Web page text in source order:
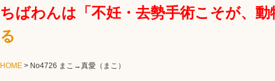
ちばわんは「不妊・去勢手術こそが、
る
HOME > No4726 まこ→真愛（まこ）